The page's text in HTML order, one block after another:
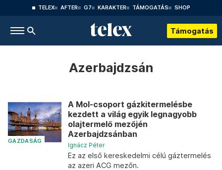
TELEX AFTER G7 KARAKTER TÁMOGATÁS SHOP
Támogatás
Azerbajdzsán
GAZDASÁG
A Mol-csoport gázkitermelésbe
kezdett a világ egyik legnagyobb
olajtermelő mezőjén
Azerbajdzsánban
Ignácz Péter
Ez az első kereskedelmi célú gáztermelés
az azeri ACG mezőn.